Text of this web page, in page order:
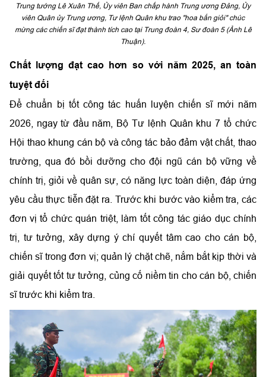
Trung tướng Lê Xuân Thế, Ủy viên Ban chấp hành Trung ương Đảng, Ủy
viên Quân ủy Trung ương, Tư lệnh Quân khu trao "hoa bắn giỏi" chúc
mừng các chiến sĩ đạt thành tích cao tại Trung đoàn 4, Sư đoàn 5 (Ảnh Lê
Thuận).
Chất lượng đạt cao hơn so với năm 2025, an toàn
tuyệt đối
Để chuẩn bị tốt công tác huấn luyện chiến sĩ mới năm
2026, ngay từ đầu năm, Bộ Tư lệnh Quân khu 7 tổ chức
Hội thao khung cán bộ và công tác bảo đảm vật chất, thao
trường, qua đó bồi dưỡng cho đội ngũ cán bộ vững về
chính trị, giỏi về quân sự, có năng lực toàn diện, đáp ứng
yêu cầu thực tiễn đặt ra. Trước khi bước vào kiểm tra, các
đơn vị tổ chức quán triệt, làm tốt công tác giáo dục chính
trị, tư tưởng, xây dựng ý chí quyết tâm cao cho cán bộ,
chiến sĩ trong đơn vị; quản lý chặt chẽ, nắm bắt kịp thời và
giải quyết tốt tư tưởng, củng cố niềm tin cho cán bộ, chiến
sĩ trước khi kiểm tra.